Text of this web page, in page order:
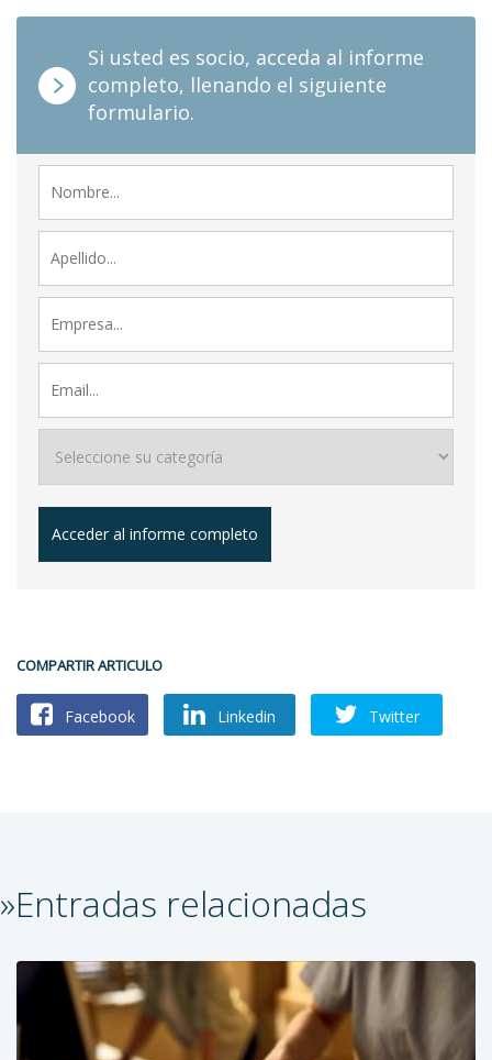
Si usted es socio, acceda al informe
completo, llenando el siguiente
formulario.
Acceder al informe completo
COMPARTIR ARTICULO
Facebook Linkedin Twitter
»Entradas relacionadas